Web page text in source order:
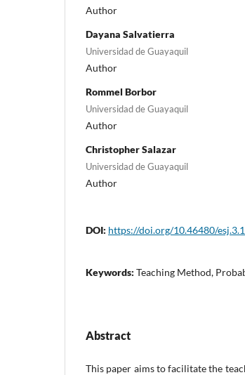
Author
Dayana Salvatierra
Universidad de Guayaquil
Author
Rommel Borbor
Universidad de Guayaquil
Author
Christopher Salazar
Universidad de Guayaquil
Author
DOI: https://doi.org/10.46480/
Keywords: Teaching Method,
Abstract
This paper aims to facilitate the